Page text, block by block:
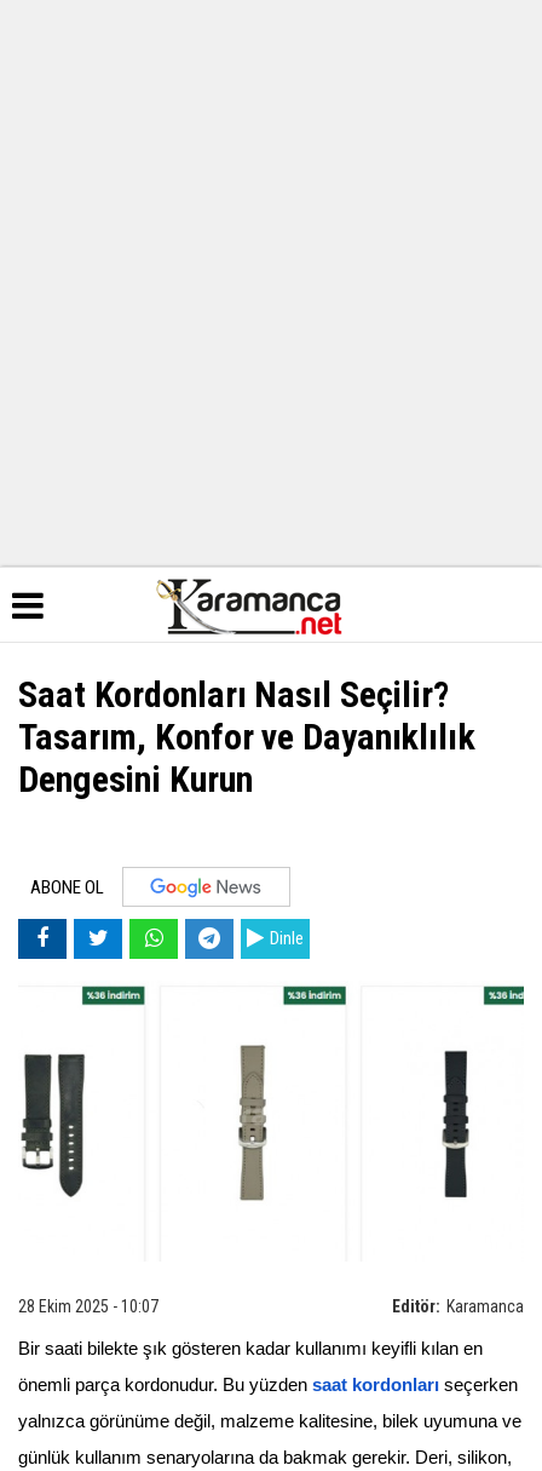
Saat Kordonları Nasıl Seçilir?
Tasarım, Konfor ve Dayanıklılık
Dengesini Kurun
ABONE OL
Dinle
Editör: Karamanca
28 Ekim 2025 - 10:07
Bir saati bilekte şık gösteren kadar kullanımı keyifli kılan en
önemli parça kordonudur. Bu yüzden saat kordonları seçerken
yalnızca görünüme değil, malzeme kalitesine, bilek uyumuna ve
günlük kullanım senaryolarına da bakmak gerekir. Deri, silikon,